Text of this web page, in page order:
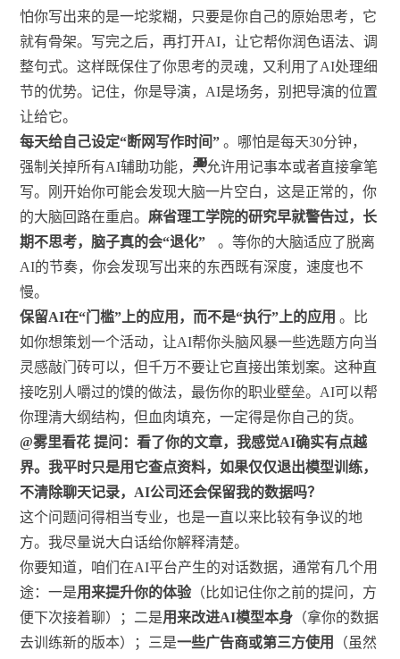
2
2
4
4
4
4
30
30
30
37
37
1
1
2
怕你写出来的是一坨浆糊，只要是你自己的原始思考，它
就有骨架。写完之后，再打开AI，让它帮你润色语法、调
整句式。这样既保住了你思考的灵魂，又利用了AI处理细
节的优势。记住，你是导演，AI是场务，别把导演的位置
让给它。
每天给自己设定“断网写作时间” 。哪怕是每天30分钟，
强制关掉所有AI辅助功能，只允许用记事本或者直接拿笔
写。刚开始你可能会发现大脑一片空白，这是正常的，你
的大脑回路在重启。 麻省理工学院的研究早就警告过，长
期不思考，脑子真的会“退化”
。等你的大脑适应了脱离
AI的节奏，你会发现写出来的东西既有深度，速度也不
慢。
保留AI在“门槛”上的应用，而不是“执行”上的应用 。比
如你想策划一个活动，让AI帮你头脑风暴一些选题方向当
灵感敲门砖可以，但千万不要让它直接出策划案。这种直
接吃别人嚼过的馍的做法，最伤你的职业壁垒。AI可以帮
你理清大纲结构，但血肉填充，一定得是你自己的货。
@雾里看花 提问：看了你的文章，我感觉AI确实有点越
界。我平时只是用它查点资料，如果仅仅退出模型训练，
不清除聊天记录，AI公司还会保留我的数据吗？
这个问题问得相当专业，也是一直以来比较有争议的地
方。我尽量说大白话给你解释清楚。
你要知道，咱们在AI平台产生的对话数据，通常有几个用
途：一是用来提升你的体验（比如记住你之前的提问，方
便下次接着聊）；二是用来改进AI模型本身 （拿你的数据
去训练新的版本）；三是一些广告商或第三方使用
（虽然
28
30
28